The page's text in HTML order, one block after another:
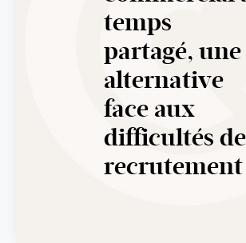
temps
partagé, une
alternative
face aux
difficultés de
recrutement